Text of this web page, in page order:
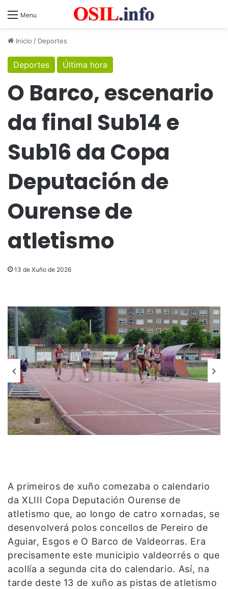
Menu
Inicio / Deportes
Deportes Última hora
O Barco, escenario
da final Sub14 e
Sub16 da Copa
Deputación de
Ourense de
atletismo
13 de Xuño de 2026
A primeiros de xuño comezaba o calendario
da XLIII Copa Deputación Ourense de
atletismo que, ao longo de catro xornadas, se
desenvolverá polos concellos de Pereiro de
Aguiar, Esgos e O Barco de Valdeorras. Era
precisamente este municipio valdeorrés o que
acollía a segunda cita do calendario. Así, na
tarde deste 13 de xuño as pistas de atletismo